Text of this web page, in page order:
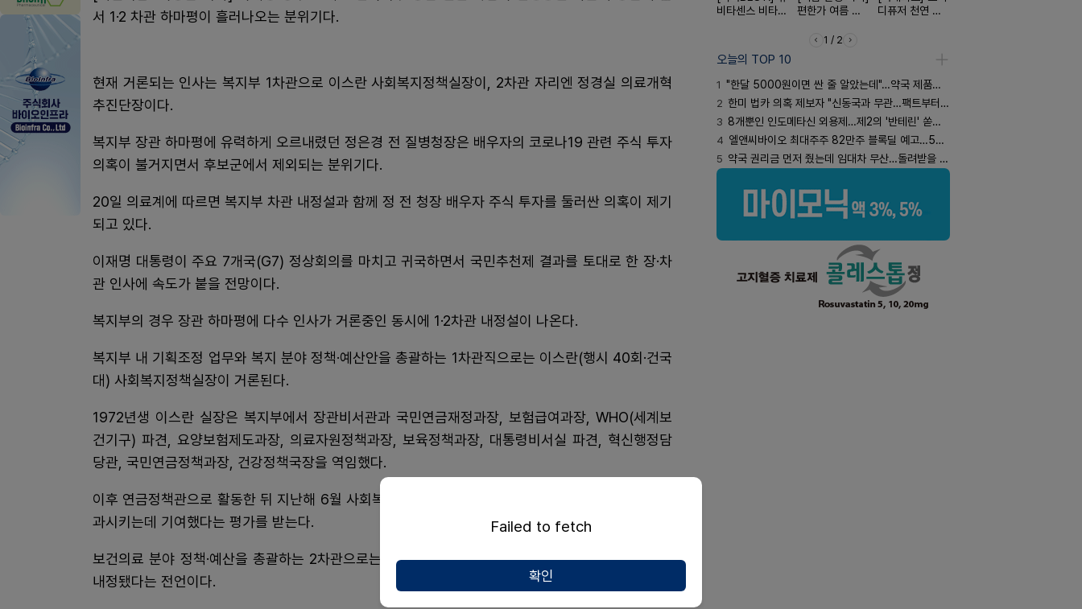
서 1·2 차관 하마평이 흘러나오는 분위기다.
현재 거론되는 인사는 복지부 1차관으로 이스란 사회복지정책실장이, 2차관 자리엔 정경실 의료개혁
추진단장이다.
복지부 장관 하마평에 유력하게 오르내렸던 정은경 전 질병청장은 배우자의 코로나19 관련 주식 투자
의혹이 불거지면서 후보군에서 제외되는 분위기다.
20일 의료계에 따르면 복지부 차관 내정설과 함께 정 전 청장 배우자 주식 투자를 둘러싼 의혹이 제기
되고 있다.
이재명 대통령이 주요 7개국(G7) 정상회의를 마치고 귀국하면서 국민추천제 결과를 토대로 한 장·차
관 인사에 속도가 붙을 전망이다.
복지부의 경우 장관 하마평에 다수 인사가 거론중인 동시에 1·2차관 내정설이 나온다.
복지부 내 기획조정 업무와 복지 분야 정책·예산안을 총괄하는 1차관직으로는 이스란(행시 40회·건국
대) 사회복지정책실장이 거론된다.
1972년생 이스란 실장은 복지부에서 장관비서관과 국민연금재정과장, 보험급여과장, WHO(세계보
건기구) 파견, 요양보험제도과장, 의료자원정책과장, 보육정책과장, 대통령비서실 파견, 혁신행정담
당관, 국민연금정책과장, 건강정책국장을 역임했다.
이후 연금정책관으로 활동한 뒤 지난해 6월 사회복지정책실장자리에 올랐으며 연금개혁안을 국회 통
과시키는데 기여했다는 평가를 받는다.
보건의료 분야 정책·예산을 총괄하는 2차관으로는 정경실(행시 40회·숙명여대) 의료개혁추진단장이
내정됐다는 전언이다.
비타센스 비타민
편한가 여름 쿨
템 싹쓰리)
디퓨저 천연 계
1 / 2
오늘의 TOP 10
1 "한달 5000원이면 싼 줄 알았는데"…약국 제품과 비교해보니
2 한미 법카 의혹 제보자 "신동국과 무관…팩트부터 따져야"
3 8개뿐인 인도메타신 외용제…제2의 '반테린' 쏟아지나
4 엘앤씨바이오 최대주주 82만주 블록딜 예고…500억 규모
5 약국 권리금 먼저 줬는데 임대차 무산…돌려받을 수 있을까
Failed to fetch
확인